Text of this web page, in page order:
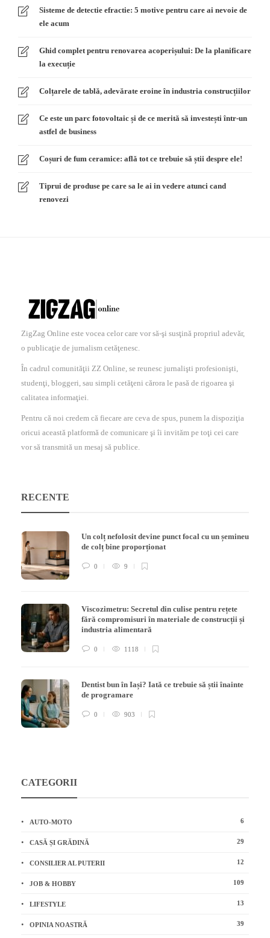
Sisteme de detectie efractie: 5 motive pentru care ai nevoie de
ele acum
Ghid complet pentru renovarea acoperișului: De la planificare
la execuție
Colțarele de tablă, adevărate eroine în industria construcțiilor
Ce este un parc fotovoltaic și de ce merită să investești într-un
astfel de business
Coșuri de fum ceramice: află tot ce trebuie să știi despre ele!
Tiprui de produse pe care sa le ai in vedere atunci cand
renovezi
ZigZag Online este vocea celor care vor să-şi susţină propriul adevăr,
o publicaţie de jurnalism cetăţenesc.
În cadrul comunităţii ZZ Online, se reunesc jurnalişti profesionişti,
studenţi, bloggeri, sau simpli cetăţeni cărora le pasă de rigoarea şi
calitatea informaţiei.
Pentru că noi credem că fiecare are ceva de spus, punem la dispoziţia
oricui această platformă de comunicare şi îi invităm pe toţi cei care
vor să transmită un mesaj să publice.
RECENTE
Un colț nefolosit devine punct focal cu un șemineu
de colț bine proporționat
0 9
Viscozimetru: Secretul din culise pentru rețete
fără compromisuri în materiale de construcții și
industria alimentară
0 1118
Dentist bun în Iași? Iată ce trebuie să știi înainte
de programare
0 903
CATEGORII
AUTO-MOTO 6
CASĂ ȘI GRĂDINĂ 29
CONSILIER AL PUTERII 12
JOB & HOBBY 109
LIFESTYLE 13
OPINIA NOASTRĂ 39